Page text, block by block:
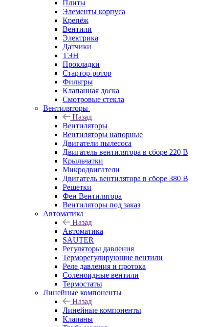
Плиты
Элементы корпуса
Крепёж
Вентили
Электрика
Датчики
ТЭН
Прокладки
Стартор-ротор
Фильтры
Клапанная доска
Смотровые стекла
Вентиляторы
Назад
Вентиляторы
Вентиляторы напорные
Двигатели пылесоса
Двигатель вентилятора в сборе 220 В
Крыльчатки
Микродвигатели
Двигатель вентилятора в сборе 380 В
Решетки
Фен Вентилятора
Вентиляторы под заказ
Автоматика
Назад
Автоматика
SAUTER
Регуляторы давления
Терморегулирующие вентили
Реле давления и протока
Соленоидные вентили
Термостаты
Линейные компоненты
Назад
Линейные компоненты
Клапаны